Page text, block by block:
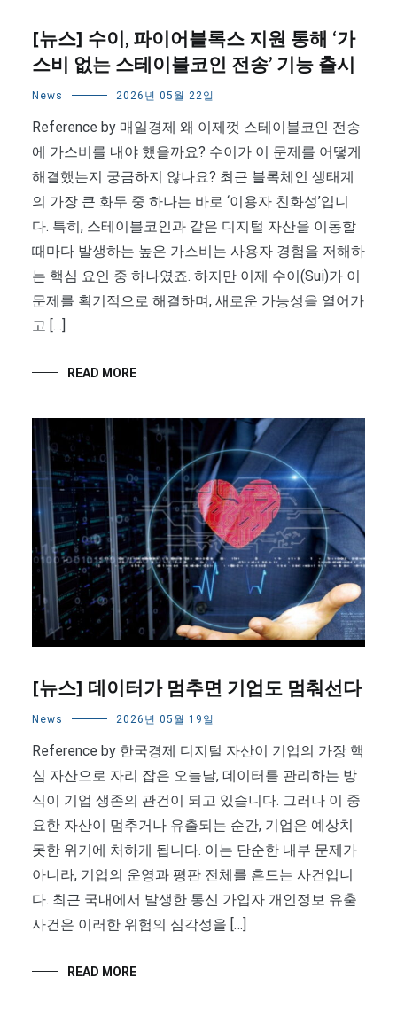
[뉴스] 수이, 파이어블록스 지원 통해 ‘가
스비 없는 스테이블코인 전송’ 기능 출시
News 2026년 05월 22일
Reference by 매일경제 왜 이제껏 스테이블코인 전송
에 가스비를 내야 했을까요? 수이가 이 문제를 어떻게
해결했는지 궁금하지 않나요? 최근 블록체인 생태계
의 가장 큰 화두 중 하나는 바로 ‘이용자 친화성’입니
다. 특히, 스테이블코인과 같은 디지털 자산을 이동할
때마다 발생하는 높은 가스비는 사용자 경험을 저해하
는 핵심 요인 중 하나였죠. 하지만 이제 수이(Sui)가 이
문제를 획기적으로 해결하며, 새로운 가능성을 열어가
고 […]
READ MORE
[뉴스] 데이터가 멈추면 기업도 멈춰선다
News 2026년 05월 19일
Reference by 한국경제 디지털 자산이 기업의 가장 핵
심 자산으로 자리 잡은 오늘날, 데이터를 관리하는 방
식이 기업 생존의 관건이 되고 있습니다. 그러나 이 중
요한 자산이 멈추거나 유출되는 순간, 기업은 예상치
못한 위기에 처하게 됩니다. 이는 단순한 내부 문제가
아니라, 기업의 운영과 평판 전체를 흔드는 사건입니
다. 최근 국내에서 발생한 통신 가입자 개인정보 유출
사건은 이러한 위험의 심각성을 […]
READ MORE